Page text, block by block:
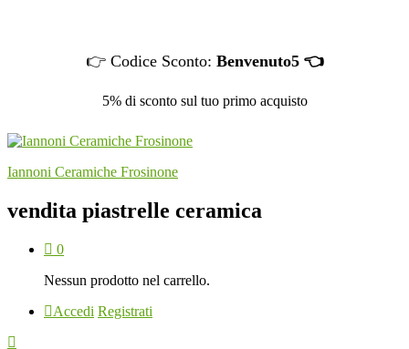
👉 Codice Sconto: Benvenuto5 👈
5% di sconto sul tuo primo acquisto
Iannoni Ceramiche Frosinone
vendita piastrelle ceramica
0
Nessun prodotto nel carrello.
Accedi Registrati